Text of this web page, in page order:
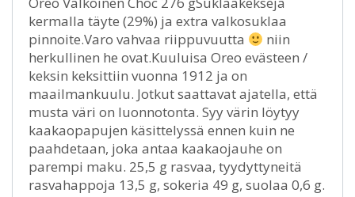
kermalla täyte (29%) ja extra valkosuklaa
pinnoite.Varo vahvaa riippuvuutta
niin
herkullinen he ovat.Kuuluisa Oreo evästeen /
keksin keksittiin vuonna 1912 ja on
maailmankuulu. Jotkut saattavat ajatella, että
musta väri on luonnotonta. Syy värin löytyy
kaakaopapujen käsittelyssä ennen kuin ne
paahdetaan, joka antaa kaakaojauhe on
parempi maku. 25,5 g rasvaa, tyydyttyneitä
rasvahappoja 13,5 g, sokeria 49 g, suolaa 0,6 g.